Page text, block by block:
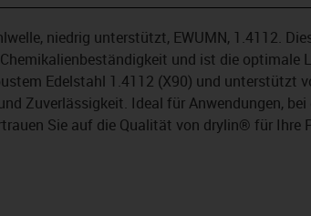
niedrig unterstützt, EWUMN, 1.4112.
und ist die optimale
Edelstahl 1.4112 (X90) und unterstützt
Zuverlässigkeit. Ideal für Anwendungen, bei
Sie auf die Qualität von drylin® für Ihre